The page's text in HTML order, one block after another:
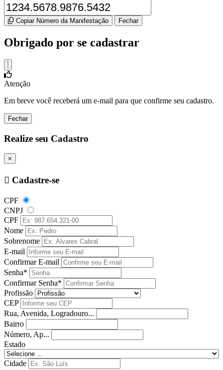
Copiar Número da Manifestação Fechar
Obrigado por se cadastrar
Atenção
Em breve você receberá um e-mail para que confirme seu cadastro.
Fechar
Realize seu Cadastro
×
Cadastre-se
CPF
CNPJ
CPF
Nome
Sobrenome
E-mail
Confirmar E-mail
Senha*
Confirmar Senha*
Profissão
CEP
Rua, Avenida, Logradouro...
Bairro
Número, Ap...
Estado
Cidade